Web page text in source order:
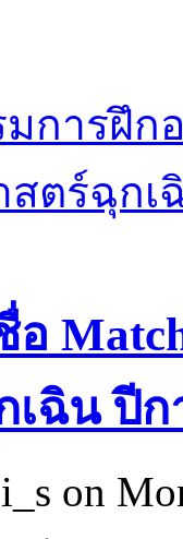
การฝึก
สตร์ฉุกเ
อ
เฉิน ปี
on